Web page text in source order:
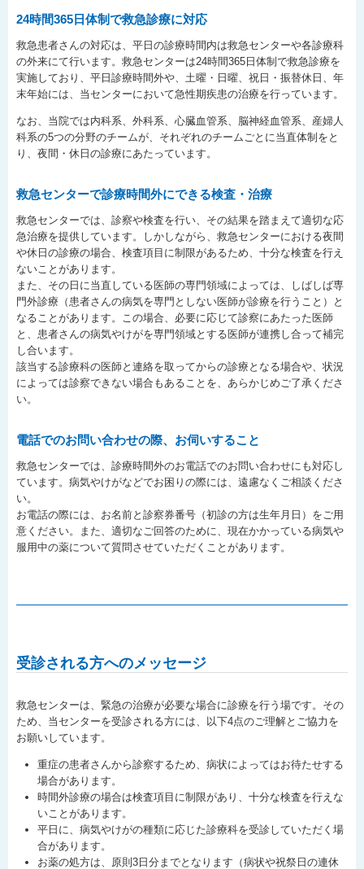
24時間365日体制で救急診療に対応
救急患者さんの対応は、平日の診療時間内は救急センターや各診療科
の外来にて行います。救急センターは24時間365日体制で救急診療を
実施しており、平日診療時間外や、土曜・日曜、祝日・振替休日、年
末年始には、当センターにおいて急性期疾患の治療を行っています。
なお、当院では内科系、外科系、心臓血管系、脳神経血管系、産婦人
科系の5つの分野のチームが、それぞれのチームごとに当直体制をと
り、夜間・休日の診療にあたっています。
救急センターで診療時間外にできる検査・治療
救急センターでは、診察や検査を行い、その結果を踏まえて適切な応
急治療を提供しています。しかしながら、救急センターにおける夜間
や休日の診療の場合、検査項目に制限があるため、十分な検査を行え
ないことがあります。
また、その日に当直している医師の専門領域によっては、しばしば専
門外診療（患者さんの病気を専門としない医師が診療を行うこと）と
なることがあります。この場合、必要に応じて診察にあたった医師
と、患者さんの病気やけがを専門領域とする医師が連携し合って補完
し合います。
該当する診療科の医師と連絡を取ってからの診療となる場合や、状況
によっては診察できない場合もあることを、あらかじめご了承くださ
い。
電話でのお問い合わせの際、お伺いすること
救急センターでは、診療時間外のお電話でのお問い合わせにも対応し
ています。病気やけがなどでお困りの際には、遠慮なくご相談くださ
い。
お電話の際には、お名前と診察券番号（初診の方は生年月日）をご用
意ください。また、適切なご回答のために、現在かかっている病気や
服用中の薬について質問させていただくことがあります。
受診される方へのメッセージ
救急センターは、緊急の治療が必要な場合に診療を行う場です。その
ため、当センターを受診される方には、以下4点のご理解とご協力を
お願いしています。
重症の患者さんから診察するため、病状によってはお待たせする
場合があります。
時間外診療の場合は検査項目に制限があり、十分な検査を行えな
いことがあります。
平日に、病気やけがの種類に応じた診療科を受診していただく場
合があります。
お薬の処方は、原則3日分までとなります（病状や祝祭日の連休